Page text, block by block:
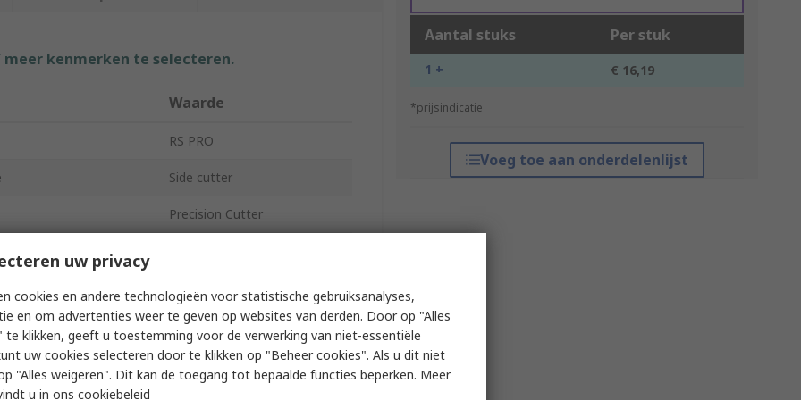
Aantal stuks Per stuk
1 + € 16,19
*prijsindicatie
Voeg toe aan onderdelenlijst
kenmerken te selecteren.
Waarde
RS PRO
Side cutter
Precision Cutter
140mm
42mm
30mm
uw privacy
cookies en andere technologieën voor statistische gebruiksanalyses,
en om advertenties weer te geven op websites van derden. Door op "Alles
te klikken, geeft u toestemming voor de verwerking van niet-essentiële
uw cookies selecteren door te klikken op "Beheer cookies". Als u dit niet
"Alles weigeren". Dit kan de toegang tot bepaalde functies beperken. Meer
u in ons cookiebeleid